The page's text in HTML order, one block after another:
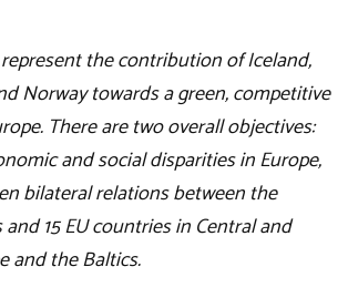
represent the contribution of Iceland,
Norway towards a green, competitive
There are two overall objectives:
and social disparities in Europe,
bilateral relations between the
15 EU countries in Central and
and the Baltics.